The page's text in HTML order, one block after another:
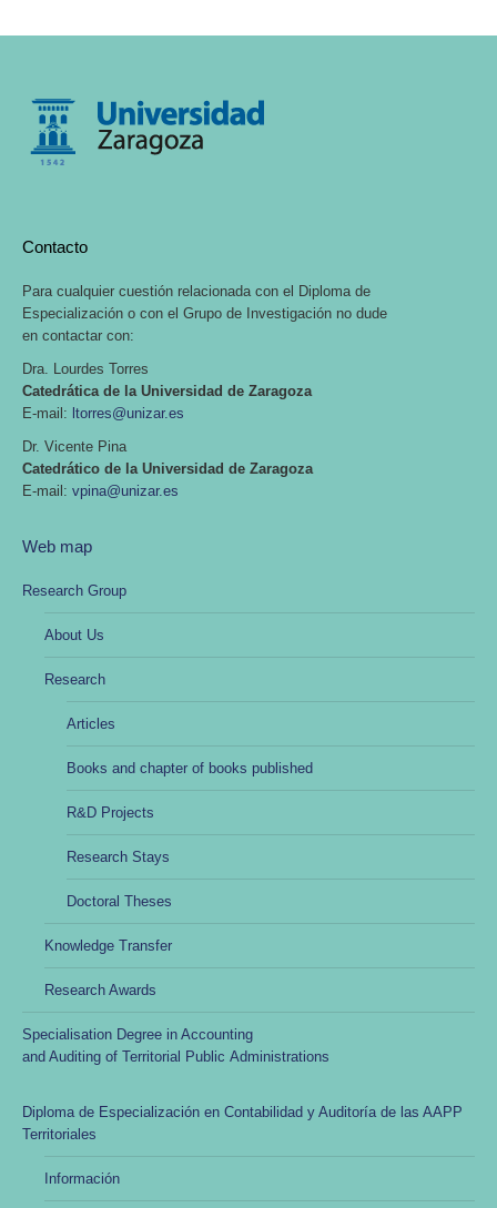
Contacto
Para cualquier cuestión relacionada con el Diploma de
Especialización o con el Grupo de Investigación no dude
en contactar con:
Dra. Lourdes Torres
Catedrática de la Universidad de Zaragoza
E-mail: ltorres@unizar.es
Dr. Vicente Pina
Catedrático de la Universidad de Zaragoza
E-mail: vpina@unizar.es
Web map
Research Group
About Us
Research
Articles
Books and chapter of books published
R&D Projects
Research Stays
Doctoral Theses
Knowledge Transfer
Research Awards
Specialisation Degree in Accounting
and Auditing of Territorial Public Administrations
Diploma de Especialización en Contabilidad y Auditoría de las AAPP
Territoriales
Información